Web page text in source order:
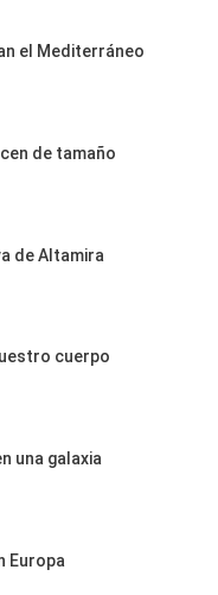
el Mediterráneo
de tamaño
de Altamira
cuerpo
una galaxia
Europa